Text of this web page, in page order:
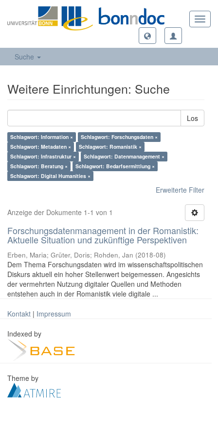
Suche
Weitere Einrichtungen: Suche
Los
Schlagwort: Information ×
Schlagwort: Forschungsdaten ×
Schlagwort: Metadaten ×
Schlagwort: Romanistik ×
Schlagwort: Infrastruktur ×
Schlagwort: Datenmanagement ×
Schlagwort: Beratung ×
Schlagwort: Bedarfsermittlung ×
Schlagwort: Digital Humanities ×
Erweiterte Filter
Anzeige der Dokumente 1-1 von 1
Forschungsdatenmanagement in der Romanistik:
Aktuelle Situation und zukünftige Perspektiven
Erben, Maria; Grüter, Doris; Rohden, Jan (2018-08)
Dem Thema Forschungsdaten wird im wissenschaftspolitischen
Diskurs aktuell ein hoher Stellenwert beigemessen. Angesichts
der vermehrten Nutzung digitaler Quellen und Methoden
entstehen auch in der Romanistik viele digitale ...
Kontakt | Impressum
Indexed by
Theme by